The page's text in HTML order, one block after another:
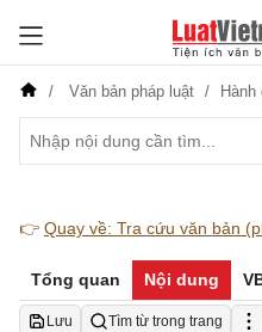
Văn bản pháp luật Hành
👉 Quay về: Tra cứu văn bản
Tổng quan Nội dung
Lưu Tìm từ trong trang